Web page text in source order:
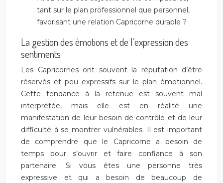
tant sur le plan professionnel que personnel,
favorisant une relation Capricorne durable ?
La gestion des émotions et de l’expression des
sentiments
Les Capricornes ont souvent la réputation d’être
réservés et peu expressifs sur le plan émotionnel.
Cette tendance à la retenue est souvent mal
interprétée, mais elle est en réalité une
manifestation de leur besoin de contrôle et de leur
difficulté à se montrer vulnérables. Il est important
de comprendre que le Capricorne a besoin de
temps pour s’ouvrir et faire confiance à son
partenaire. Si vous êtes une personne très
expressive et qui a besoin de beaucoup de